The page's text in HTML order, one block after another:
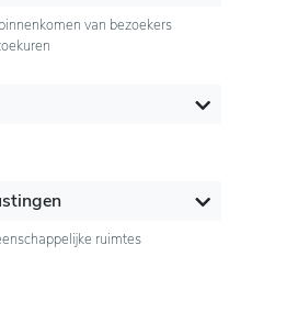
van bezoekers
ruimtes